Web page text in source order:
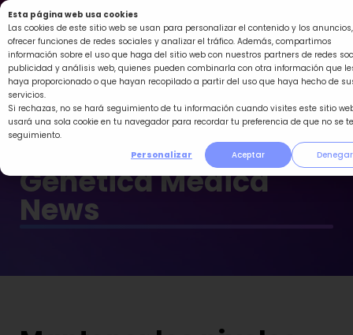
Esta página web usa cookies
Las cookies de este sitio web se usan para personalizar el contenido y los anuncios,
ofrecer funciones de redes sociales y analizar el tráfico. Además, compartimos
información sobre el uso que haga del sitio web con nuestros partners de redes
publicidad y análisis web, quienes pueden combinarla con otra información que
haya proporcionado o que hayan recopilado a partir del uso que haya hecho de
servicios.
Si rechazas, no se hará seguimiento de tu información cuando visites este sitio
usará una sola cookie en tu navegador para recordar tu preferencia de que no se
seguimiento.
Personalizar
Aceptar Denegar
Ir
al
contenido
Genética Médica
News